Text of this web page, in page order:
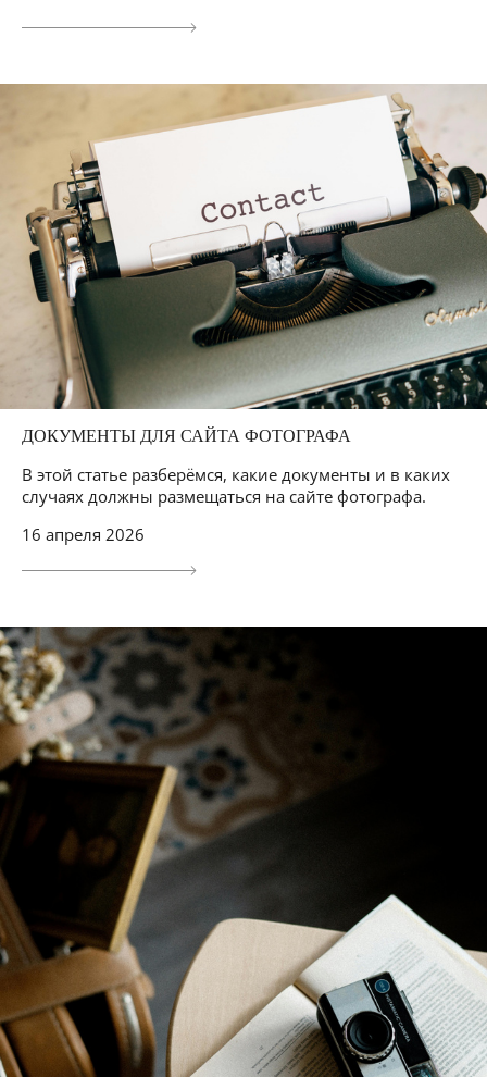
ДОКУМЕНТЫ ДЛЯ САЙТА ФОТОГРАФА
В этой статье разберёмся, какие документы и в каких
случаях должны размещаться на сайте фотографа.
16 апреля 2026